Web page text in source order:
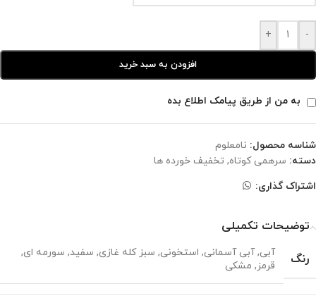
-
+
افزودن به سبد خرید
به من از طریق پیامک اطلاع بده
شناسه محصول: نامعلوم
دسته: سرهمی کوتاه, تخفیف خورده ها
اشتراک گذاری:
توضیحات تکمیلی
رنگ آبی,آبی آسمانی, استخونی, سبز کله غازی, سفید, سورمه ای,
قرمز, مشکی